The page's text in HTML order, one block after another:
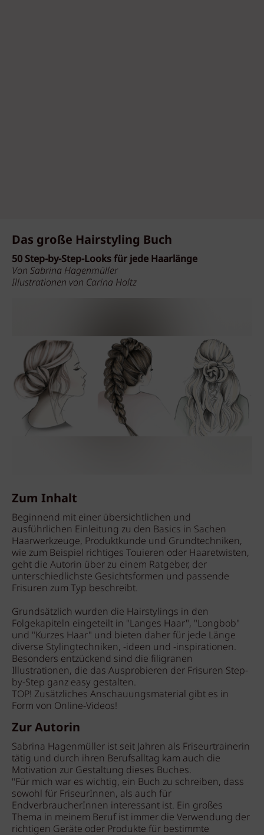
Das große Hairstyling Buch
50 Step-by-Step-Looks für jede Haarlänge
Von Sabrina Hagenmüller
Illustrationen von Carina Holtz
Zum Inhalt
Beginnend mit einer übersichtlichen und
ausführlichen Einleitung zu den Basics in Sachen
Haarwerkzeuge, Produktkunde und Grundtechniken,
wie zum Beispiel richtiges Touieren oder Haaretwisten,
geht die Autorin über zu einem Ratgeber, der
unterschiedlichste Gesichtsformen und passende
Frisuren zum Typ beschreibt.
Grundsätzlich wurden die Hairstylings in den
Folgekapiteln eingeteilt in "Langes Haar", "Longbob"
und "Kurzes Haar" und bieten daher für jede Länge
diverse Stylingtechniken, -ideen und -inspirationen.
Besonders entzückend sind die filigranen
Illustrationen, die das Ausprobieren der Frisuren Step-
by-Step ganz easy gestalten.
TOP! Zusätzliches Anschauungsmaterial gibt es in
Form von Online-Videos!
Zur Autorin
Sabrina Hagenmüller ist seit Jahren als Friseurtrainerin
tätig und durch ihren Berufsalltag kam auch die
Motivation zur Gestaltung dieses Buches.
"Für mich war es wichtig, ein Buch zu schreiben, dass
sowohl für FriseurInnen, als auch für
EndverbraucherInnen interessant ist. Ein großes
Thema in meinem Beruf ist immer die Verwendung der
richtigen Geräte oder Produkte für bestimmte